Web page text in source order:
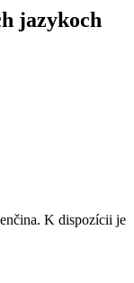
jazykoch
K dispozícii je